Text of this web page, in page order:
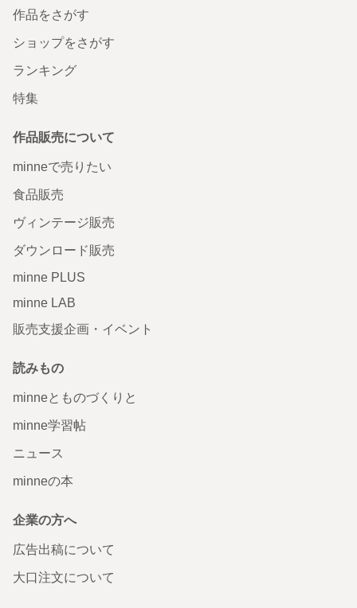
作品をさがす
ショップをさがす
ランキング
特集
作品販売について
minneで売りたい
食品販売
ヴィンテージ販売
ダウンロード販売
minne PLUS
minne LAB
販売支援企画・イベント
読みもの
minneとものづくりと
minne学習帖
ニュース
minneの本
企業の方へ
広告出稿について
大口注文について